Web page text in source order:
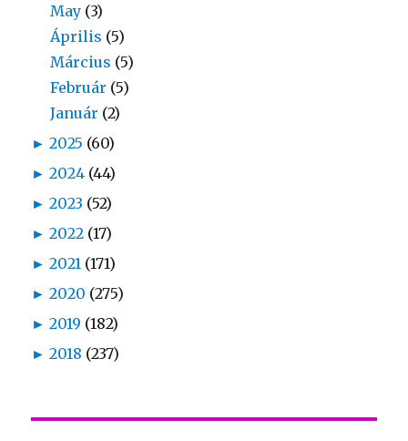
May (3)
Április (5)
Március (5)
Február (5)
Január (2)
► 2025 (60)
► 2024 (44)
► 2023 (52)
► 2022 (17)
► 2021 (171)
► 2020 (275)
► 2019 (182)
► 2018 (237)